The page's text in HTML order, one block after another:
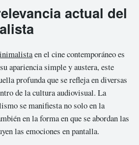
actual del
en el cine contemporáneo es
apariencia simple y austera, este
profunda que se refleja en diversas
de la cultura audiovisual. La
se manifiesta no solo en la
en la forma en que se abordan las
las emociones en pantalla.